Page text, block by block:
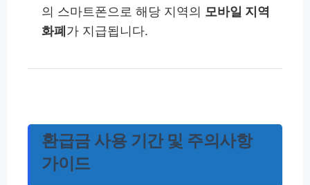
의 스마트폰으로 해당 지역의 모바일 지역
화폐가 지급됩니다.
환급금 사용 기간 및 주의사항
가이드